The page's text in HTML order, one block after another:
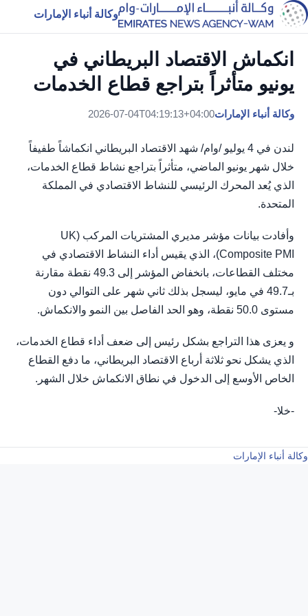
وكالة أنباء الإمارات
انكماش الاقتصاد البريطاني في
يونيو متأثراً بتراجع قطاع الخدمات
وكالة أنباء الإمارات2026-07-04T04:19:13+04:00
لندن في 4 يوليو /وام/ شهد الاقتصاد البريطاني انكماشاً طفيفاً
خلال شهر يونيو الماضي، متأثراً بتراجع نشاط قطاع الخدمات،
الذي يُعد المحرك الرئيسي للنشاط الاقتصادي في المملكة
المتحدة.
وأفادت بيانات مؤشر مديري المشتريات المركب (UK
Composite PMI)، الذي يقيس أداء النشاط الاقتصادي في
مختلف القطاعات، بانخفاض المؤشر إلى 49.3 نقطة مقارنة
بـ49.7 في مايو، ليسجل بذلك ثاني شهر على التوالي دون
مستوى 50.0 نقطة، وهو الحد الفاصل بين النمو والانكماش.
و يعزى هذا التراجع بشكل رئيس إلى ضعف أداء قطاع الخدمات،
الذي يشكل نحو ثلاثة أرباع الاقتصاد البريطاني، ما دفع القطاع
الخاص الأوسع إلى الدخول في نطاق الانكماش خلال الشهر.
-خلا-
وكالة أنباء الإمارات